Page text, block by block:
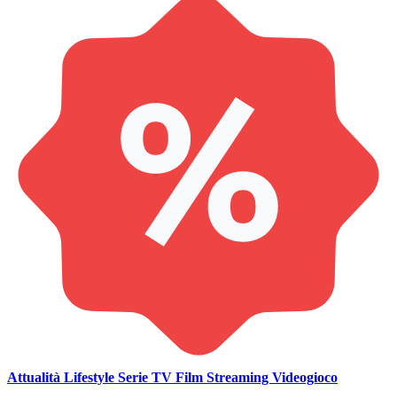
Attualità Lifestyle Serie TV Film Streaming Videogioco